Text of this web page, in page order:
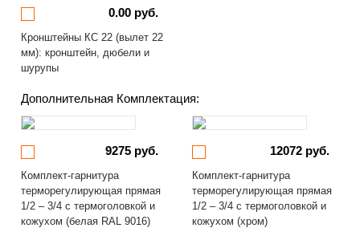
0.00 руб.
Кронштейны КС 22 (вылет 22
мм): кронштейн, дюбели и
шурупы
Дополнительная Комплектация:
9275 руб.
Комплект-гарнитура
терморегулирующая прямая
1/2 – 3/4 с термоголовкой и
кожухом (белая RAL 9016)
12072 руб.
Комплект-гарнитура
терморегулирующая прямая
1/2 – 3/4 с термоголовкой и
кожухом (хром)